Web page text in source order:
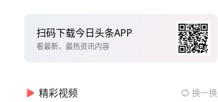
扫码下载今日头条APP
看最新、最热资讯内容
精彩视频 换一换